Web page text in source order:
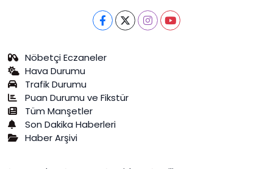
Nöbetçi Eczaneler
Hava Durumu
Trafik Durumu
Puan Durumu ve Fikstür
Tüm Manşetler
Son Dakika Haberleri
Haber Arşivi